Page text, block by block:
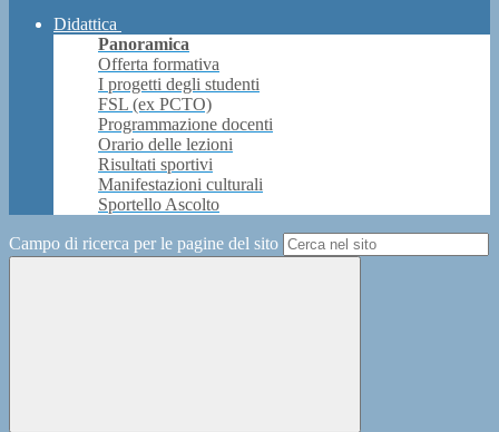
Didattica
Panoramica
Offerta formativa
I progetti degli studenti
FSL (ex PCTO)
Programmazione docenti
Orario delle lezioni
Risultati sportivi
Manifestazioni culturali
Sportello Ascolto
Campo di ricerca per le pagine del sito